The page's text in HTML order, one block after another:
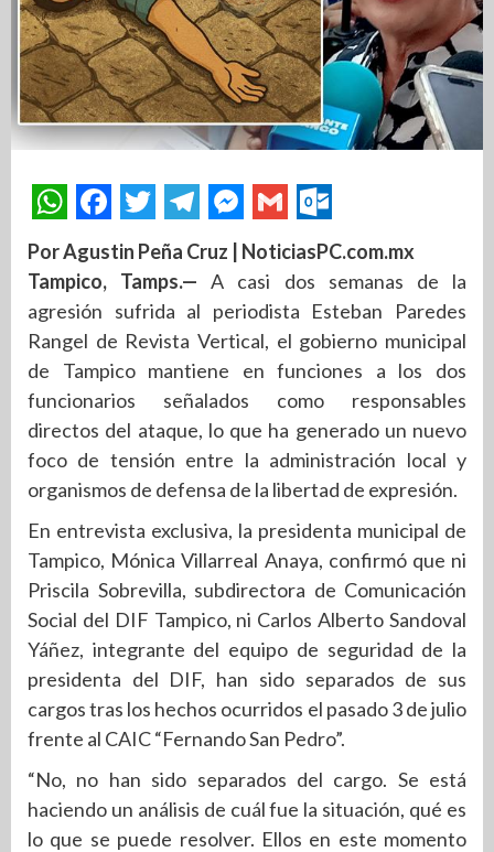
Por Agustin Peña Cruz | NoticiasPC.com.mx
Tampico, Tamps.— A casi dos semanas de la
agresión sufrida al periodista Esteban Paredes
Rangel de Revista Vertical, el gobierno municipal
de Tampico mantiene en funciones a los dos
funcionarios señalados como responsables
directos del ataque, lo que ha generado un nuevo
foco de tensión entre la administración local y
organismos de defensa de la libertad de expresión.
En entrevista exclusiva, la presidenta municipal de
Tampico, Mónica Villarreal Anaya, confirmó que ni
Priscila Sobrevilla, subdirectora de Comunicación
Social del DIF Tampico, ni Carlos Alberto Sandoval
Yáñez, integrante del equipo de seguridad de la
presidenta del DIF, han sido separados de sus
cargos tras los hechos ocurridos el pasado 3 de julio
frente al CAIC “Fernando San Pedro”.
“No, no han sido separados del cargo. Se está
haciendo un análisis de cuál fue la situación, qué es
lo que se puede resolver. Ellos en este momento